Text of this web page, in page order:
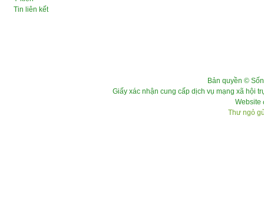
Tin liên kết
Bản quyền ©
Giấy xác nhận cung cấp dịch vụ mạng xã hội
Website
Thư ngỏ